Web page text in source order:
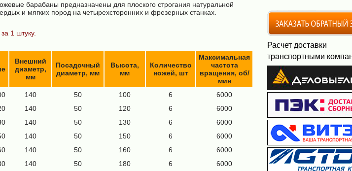
барабаны предназначены для плоского строгания натуральной
и мягких пород на четырехсторонних и фрезерных станках.
1 штуку.
Внешний
диаметр,
мм
Посадочный
диаметр, мм
Высота,
мм
Количество
ножей, шт
Максимальная
частота
вращения, об/
мин
140 50 100 6
6000
140 50 120 6
6000
140 50 130 6
6000
140 50 150 6
6000
140 50 160 6
6000
140 50 180 6
6000
Расчет доставки
транспортными